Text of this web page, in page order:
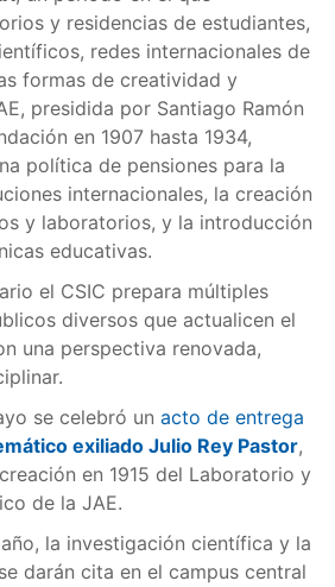
y residencias de estudiantes,
redes internacionales de
formas de creatividad y
presidida por Santiago Ramón
en 1907 hasta 1934,
política de pensiones para la
internacionales, la creación
y laboratorios, y la introducción
educativas.
el CSIC prepara múltiples
diversos que actualicen el
una perspectiva renovada,
se celebró un acto de entrega
exiliado Julio Rey Pastor,
en 1915 del Laboratorio y
de la JAE.
la investigación científica y la
darán cita en el campus central